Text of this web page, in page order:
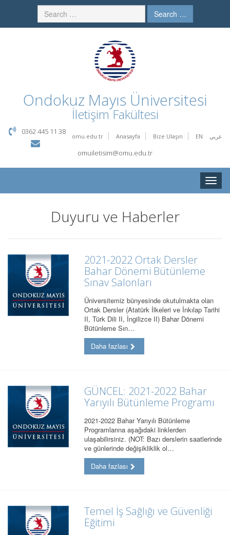
Search …
Ondokuz Mayıs Üniversitesi
İletişim Fakültesi
omu.edu.tr Anasayfa Bize Ulaşın EN عربي
0362 445 11 38
omuiletisim@omu.edu.tr
Toggle
Duyuru ve Haberler
2021-2022 Ortak Dersler
Bahar Dönemi Bütünleme
Sınav Salonları
Üniversitemiz bünyesinde okutulmakta olan
Ortak Dersler (Atatürk İlkeleri ve İnkılap Tarihi
II, Türk Dili II, İngilizce II) Bahar Dönemi
Bütünleme Sın…
Daha fazlası
GÜNCEL: 2021-2022 Bahar
Yarıyılı Bütünleme Programı
2021-2022 Bahar Yarıyılı Bütünleme
Programlarına aşağıdaki linklerden
ulaşabilirsiniz. (NOT: Bazı derslerin saatlerinde
ve günlerinde değişikliklik ol…
Daha fazlası
Temel İş Sağlığı ve Güvenliği
Eğitimi